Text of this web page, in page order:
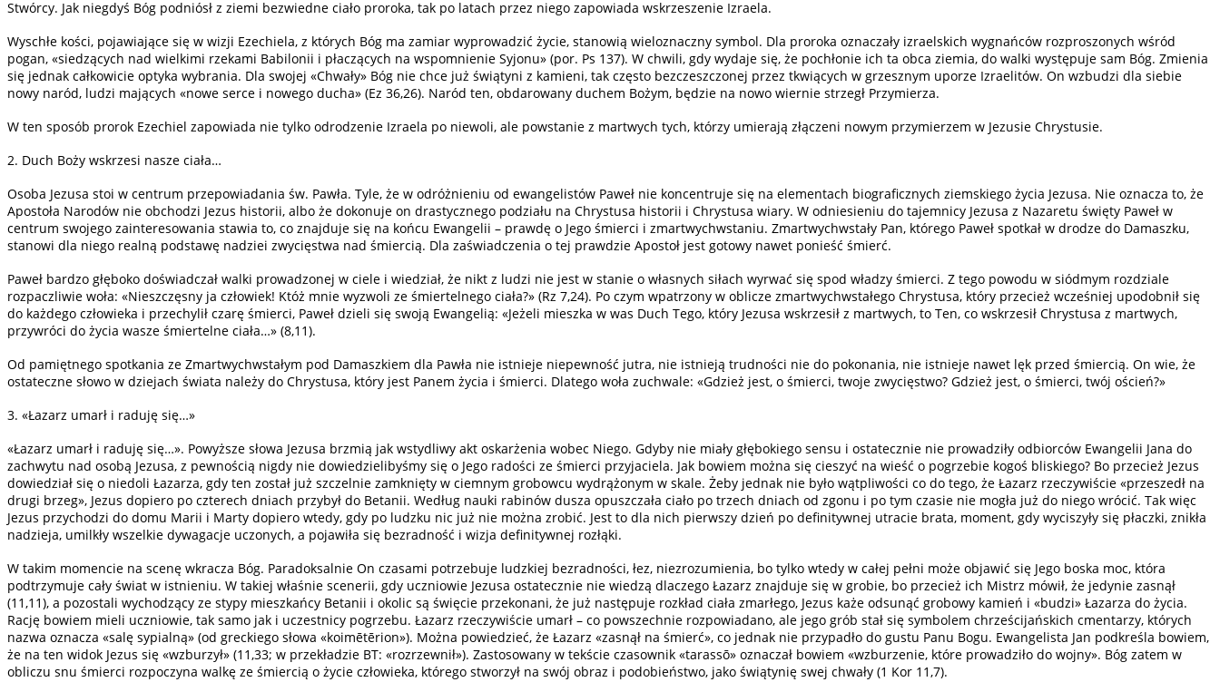
Stwórcy. Jak niegdyś Bóg podniósł z ziemi bezwiedne ciało proroka, tak po latach przez niego zapowiada wskrzeszenie Izraela.
Wyschłe kości, pojawiające się w wizji Ezechiela, z których Bóg ma zamiar wyprowadzić życie, stanowią wieloznaczny symbol. Dla proroka oznaczały izraelskich wygnańców rozproszonych wśród
pogan, «siedzących nad wielkimi rzekami Babilonii i płaczących na wspomnienie Syjonu» (por. Ps 137). W chwili, gdy wydaje się, że pochłonie ich ta obca ziemia, do walki występuje sam Bóg. Zmienia
się jednak całkowicie optyka wybrania. Dla swojej «Chwały» Bóg nie chce już świątyni z kamieni, tak często bezczeszczonej przez tkwiących w grzesznym uporze Izraelitów. On wzbudzi dla siebie
nowy naród, ludzi mających «nowe serce i nowego ducha» (Ez 36,26). Naród ten, obdarowany duchem Bożym, będzie na nowo wiernie strzegł Przymierza.
W ten sposób prorok Ezechiel zapowiada nie tylko odrodzenie Izraela po niewoli, ale powstanie z martwych tych, którzy umierają złączeni nowym przymierzem w Jezusie Chrystusie.
2. Duch Boży wskrzesi nasze ciała…
Osoba Jezusa stoi w centrum przepowiadania św. Pawła. Tyle, że w odróżnieniu od ewangelistów Paweł nie koncentruje się na elementach biograficznych ziemskiego życia Jezusa. Nie oznacza to, że
Apostoła Narodów nie obchodzi Jezus historii, albo że dokonuje on drastycznego podziału na Chrystusa historii i Chrystusa wiary. W odniesieniu do tajemnicy Jezusa z Nazaretu święty Paweł w
centrum swojego zainteresowania stawia to, co znajduje się na końcu Ewangelii – prawdę o Jego śmierci i zmartwychwstaniu. Zmartwychwstały Pan, którego Paweł spotkał w drodze do Damaszku,
stanowi dla niego realną podstawę nadziei zwycięstwa nad śmiercią. Dla zaświadczenia o tej prawdzie Apostoł jest gotowy nawet ponieść śmierć.
Paweł bardzo głęboko doświadczał walki prowadzonej w ciele i wiedział, że nikt z ludzi nie jest w stanie o własnych siłach wyrwać się spod władzy śmierci. Z tego powodu w siódmym rozdziale
rozpaczliwie woła: «Nieszczęsny ja człowiek! Któż mnie wyzwoli ze śmiertelnego ciała?» (Rz 7,24). Po czym wpatrzony w oblicze zmartwychwstałego Chrystusa, który przecież wcześniej upodobnił się
do każdego człowieka i przechylił czarę śmierci, Paweł dzieli się swoją Ewangelią: «Jeżeli mieszka w was Duch Tego, który Jezusa wskrzesił z martwych, to Ten, co wskrzesił Chrystusa z martwych,
przywróci do życia wasze śmiertelne ciała…» (8,11).
Od pamiętnego spotkania ze Zmartwychwstałym pod Damaszkiem dla Pawła nie istnieje niepewność jutra, nie istnieją trudności nie do pokonania, nie istnieje nawet lęk przed śmiercią. On wie, że
ostateczne słowo w dziejach świata należy do Chrystusa, który jest Panem życia i śmierci. Dlatego woła zuchwale: «Gdzież jest, o śmierci, twoje zwycięstwo? Gdzież jest, o śmierci, twój oścień?»
3. «Łazarz umarł i raduję się…»
«Łazarz umarł i raduję się…». Powyższe słowa Jezusa brzmią jak wstydliwy akt oskarżenia wobec Niego. Gdyby nie miały głębokiego sensu i ostatecznie nie prowadziły odbiorców Ewangelii Jana do
zachwytu nad osobą Jezusa, z pewnością nigdy nie dowiedzielibyśmy się o Jego radości ze śmierci przyjaciela. Jak bowiem można się cieszyć na wieść o pogrzebie kogoś bliskiego? Bo przecież Jezus
dowiedział się o niedoli Łazarza, gdy ten został już szczelnie zamknięty w ciemnym grobowcu wydrążonym w skale. Żeby jednak nie było wątpliwości co do tego, że Łazarz rzeczywiście «przeszedł na
drugi brzeg», Jezus dopiero po czterech dniach przybył do Betanii. Według nauki rabinów dusza opuszczała ciało po trzech dniach od zgonu i po tym czasie nie mogła już do niego wrócić. Tak więc
Jezus przychodzi do domu Marii i Marty dopiero wtedy, gdy po ludzku nic już nie można zrobić. Jest to dla nich pierwszy dzień po definitywnej utracie brata, moment, gdy wyciszyły się płaczki, znikła
nadzieja, umilkły wszelkie dywagacje uczonych, a pojawiła się bezradność i wizja definitywnej rozłąki.
W takim momencie na scenę wkracza Bóg. Paradoksalnie On czasami potrzebuje ludzkiej bezradności, łez, niezrozumienia, bo tylko wtedy w całej pełni może objawić się Jego boska moc, która
podtrzymuje cały świat w istnieniu. W takiej właśnie scenerii, gdy uczniowie Jezusa ostatecznie nie wiedzą dlaczego Łazarz znajduje się w grobie, bo przecież ich Mistrz mówił, że jedynie zasnął
(11,11), a pozostali wychodzący ze stypy mieszkańcy Betanii i okolic są święcie przekonani, że już następuje rozkład ciała zmarłego, Jezus każe odsunąć grobowy kamień i «budzi» Łazarza do życia.
Rację bowiem mieli uczniowie, tak samo jak i uczestnicy pogrzebu. Łazarz rzeczywiście umarł – co powszechnie rozpowiadano, ale jego grób stał się symbolem chrześcijańskich cmentarzy, których
nazwa oznacza «salę sypialną» (od greckiego słowa «koimētērion»). Można powiedzieć, że Łazarz «zasnął na śmierć», co jednak nie przypadło do gustu Panu Bogu. Ewangelista Jan podkreśla bowiem,
że na ten widok Jezus się «wzburzył» (11,33; w przekładzie BT: «rozrzewnił»). Zastosowany w tekście czasownik «tarassō» oznaczał bowiem «wzburzenie, które prowadziło do wojny». Bóg zatem w
obliczu snu śmierci rozpoczyna walkę ze śmiercią o życie człowieka, którego stworzył na swój obraz i podobieństwo, jako świątynię swej chwały (1 Kor 11,7).